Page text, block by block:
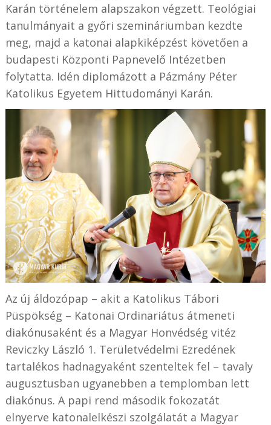
Karán történelem alapszakon végzett. Teológiai
tanulmányait a győri szemináriumban kezdte
meg, majd a katonai alapkiképzést követően a
budapesti Központi Papnevelő Intézetben
folytatta. Idén diplomázott a Pázmány Péter
Katolikus Egyetem Hittudományi Karán.
Az új áldozópap – akit a Katolikus Tábori
Püspökség – Katonai Ordinariátus átmeneti
diakónusaként és a Magyar Honvédség vitéz
Reviczky László 1. Területvédelmi Ezredének
tartalékos hadnagyaként szenteltek fel – tavaly
augusztusban ugyanebben a templomban lett
diakónus. A papi rend második fokozatát
elnyerve katonalelkészi szolgálatát a Magyar